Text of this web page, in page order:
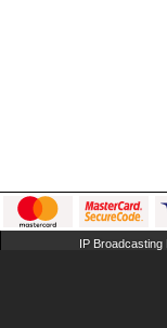
IP Broadcasting